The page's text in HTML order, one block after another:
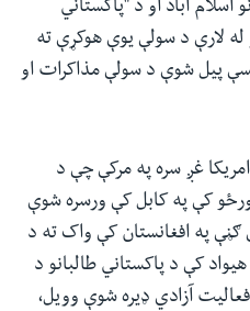
اسلام آباد او د "پاکستاني
لارې د سولې یوې هوکړې ته
پیل شوې د سولې مذاکرات او
غږ سره په مرکې چې د
کې په کابل کې ورسره شوې
په افغانستان کې واک ته د
کې د پاکستاني طالبانو د
آزادي ډیره شوې وویل،